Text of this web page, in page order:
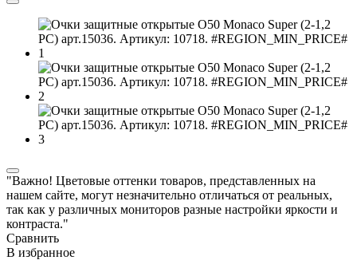
"Важно! Цветовые оттенки товаров, представленных на
нашем сайте, могут незначительно отличаться от реальных,
так как у различных мониторов разные настройки яркости и
контраста."
Сравнить
В избранное